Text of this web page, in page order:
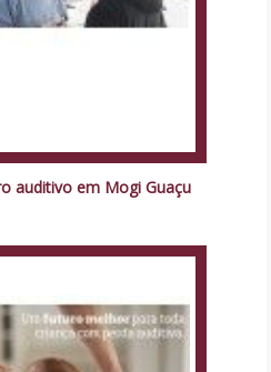
auditivo em Mogi Guaçu